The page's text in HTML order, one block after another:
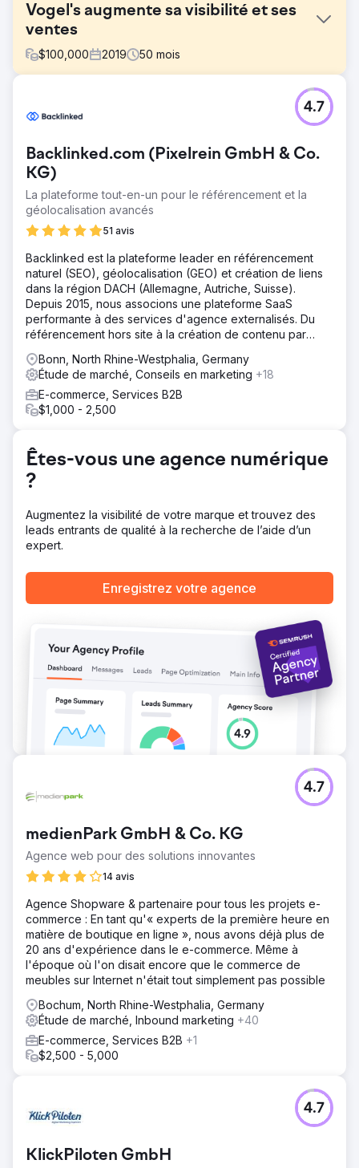
Vogel's augmente sa visibilité et ses
ventes
$100,000 2019 50 mois
Vogel's recherchait les meilleurs classements et une
visibilité en ligne supérieure à celle de ses concurrents
marché.
Solution
Des analyses de marché approfondies, le
développement et la mise en œuvre de contenus ciblés
ainsi que l'affinement de la stratégie SEA ont permis
Résultat
Grâce à cette stratégie, Vogel's a réalisé des
améliorations significatives en termes de classement des
mots clés, de trafic Web, de taux de conversion et de
retour sur investissement, renforçant ainsi et élargissant
sa position de leader sur le marché.
Vers la page de l'agence
Backlinked.com (Pixelrein GmbH & Co.
KG)
La plateforme tout-en-un pour le référencement et la
géolocalisation avancés
51 avis
4.7
Backlinked est la plateforme leader en référencement
naturel (SEO), géolocalisation (GEO) et création de liens
dans la région DACH (Allemagne, Autriche, Suisse).
Depuis 2015, nous associons une plateforme SaaS
performante à des services d'agence externalisés. Du
référencement hors site à la création de contenu par
durable à des milliers de clients.
Bonn, North Rhine-Westphalia, Germany
Étude de marché, Conseils en marketing +18
E-commerce, Services B2B
$1,000 - 2,500
Êtes-vous une agence numérique
?
Augmentez la visibilité de votre marque et trouvez des
leads entrants de qualité à la recherche de l’aide d’un
expert.
Enregistrez votre agence
medienPark GmbH & Co. KG
Agence web pour des solutions innovantes
14 avis
4.7
Agence Shopware & partenaire pour tous les projets e-
commerce : En tant qu'« experts de la première heure en
matière de boutique en ligne », nous avons déjà plus de
20 ans d'expérience dans le e-commerce. Même à
l'époque où l'on disait encore que le commerce de
meubles sur Internet n'était tout simplement pas possible
Bochum, North Rhine-Westphalia, Germany
Étude de marché, Inbound marketing +40
E-commerce, Services B2B +1
$2,500 - 5,000
KlickPiloten GmbH
4.7